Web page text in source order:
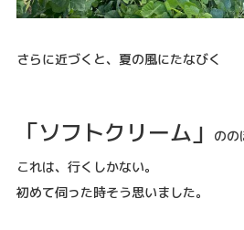
さらに近づくと、夏の風にたなびく
「ソフトクリーム」
のの
これは、行くしかない。
初めて伺った時そう思いました。